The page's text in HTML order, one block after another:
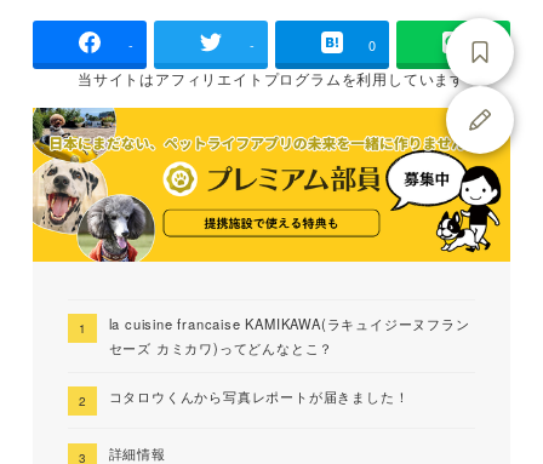
- - 0
当サイトはアフィリエイトプログラムを利用しています
la cuisine francaise KAMIKAWA(ラキュイジーヌフラン
セーズ カミカワ)ってどんなとこ？
コタロウくんから写真レポートが届きました！
詳細情報